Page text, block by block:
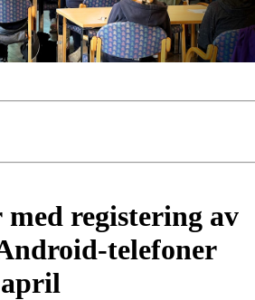
registering av
telefoner